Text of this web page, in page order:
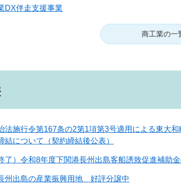
DX伴走支援事業
商工業の一
法施行令第167条の2第1項第3号適用による東大和
結について（契約締結後公表）
了）令和8年度下関港長州出島客船誘致促進補助
州出島の産業振興用地 好評分譲中